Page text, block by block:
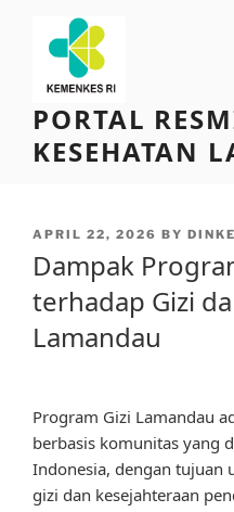
content
PORTAL
KESEHATAN
POSTED
APRIL 22, 2026 BY
Dampak
terhadap Gizi
Lamandau
Program Gizi Lamandau
berbasis komunitas yang
Indonesia, dengan tujuan
gizi dan kesejahteraan